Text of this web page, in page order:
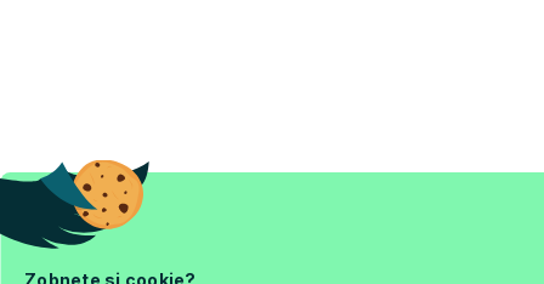
Zobnete si cookie?